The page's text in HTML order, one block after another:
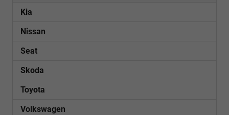
Kia
Nissan
Seat
Skoda
Toyota
Volkswagen